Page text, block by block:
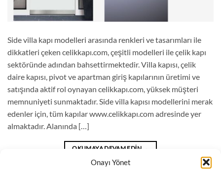
Onayı Yönet
Side villa kapı modelleri arasında renkleri ve tasarımları ile
dikkatleri çeken celikkapı.com, çeşitli modelleri ile çelik kapı
sektöründe adından bahsettirmektedir. Villa kapısı, çelik
daire kapısı, pivot ve apartman giriş kapılarının üretimi ve
satışında aktif rol oynayan celikkapı.com, yüksek müşteri
memnuniyeti sunmaktadır. Side villa kapısı modellerini merak
edenler için, tüm kapılar www.celikkapı.com adresinde yer
almaktadır. Alanında […]
OKUMAYA DEVAM EDIN